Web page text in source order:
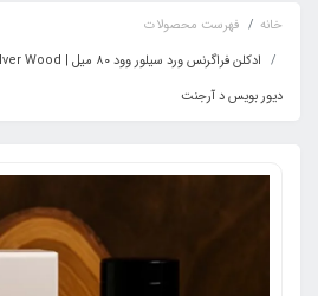
خانه
فهرست محصولات
دیور بویس د آرجنت